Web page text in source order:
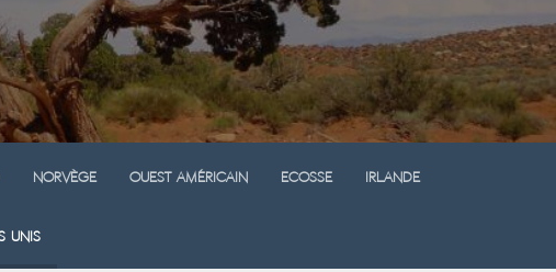
Norvège Ouest Américain Ecosse Irlande
Unis